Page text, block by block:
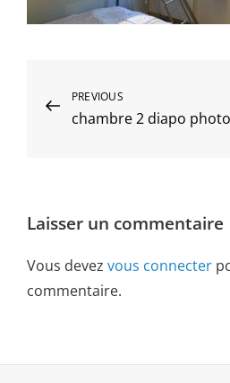
Navigation
de
Previous
Post
PREVIOUS
chambre 2 diapo
Laisser un commentaire
Vous devez vous connecter
commentaire.